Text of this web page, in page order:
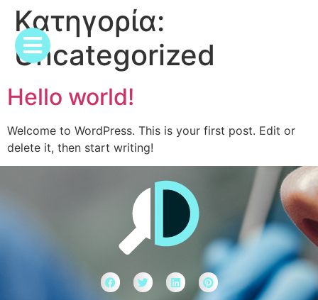
Κατηγορία:
Uncategorized
Hello world!
Welcome to WordPress. This is your first post. Edit or
delete it, then start writing!